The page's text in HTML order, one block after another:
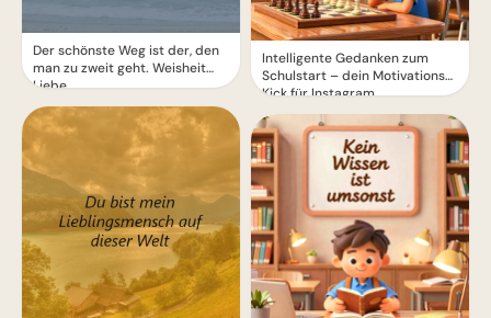
Der schönste Weg ist der, den
man zu zweit geht. Weisheit
Liebe.
Intelligente Gedanken zum
Schulstart – dein Motivations-
Kick für Instagram